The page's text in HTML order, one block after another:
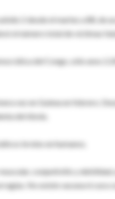
2 desde el martes a 88, de
el número total de víctimas
del Congo, sólo unos
vez en Guinea en febrero.
del ébola.
brotes en humanos.
conjuntivitis y debilidad,
No existe vacuna ni cura